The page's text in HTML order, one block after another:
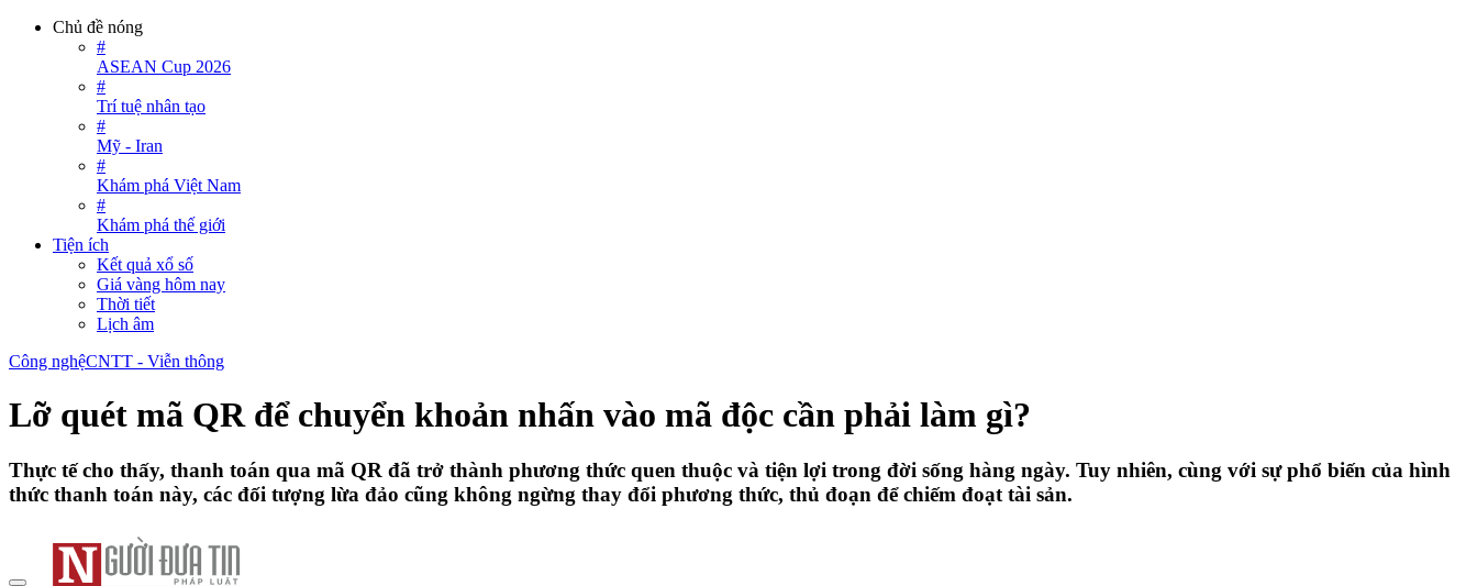
Chủ đề nóng
#
ASEAN Cup 2026
#
Trí tuệ nhân tạo
#
Mỹ - Iran
#
Khám phá Việt Nam
#
Khám phá thế giới
Tiện ích
Kết quả xổ số
Giá vàng hôm nay
Thời tiết
Lịch âm
Công nghệCNTT - Viễn thông
Lỡ quét mã QR để chuyển khoản nhấn vào mã độc cần phải làm gì?
Thực tế cho thấy, thanh toán qua mã QR đã trở thành phương thức quen thuộc và tiện lợi trong đời sống hàng ngày. Tuy nhiên, cùng với sự phổ biến của hình
thức thanh toán này, các đối tượng lừa đảo cũng không ngừng thay đổi phương thức, thủ đoạn để chiếm đoạt tài sản.